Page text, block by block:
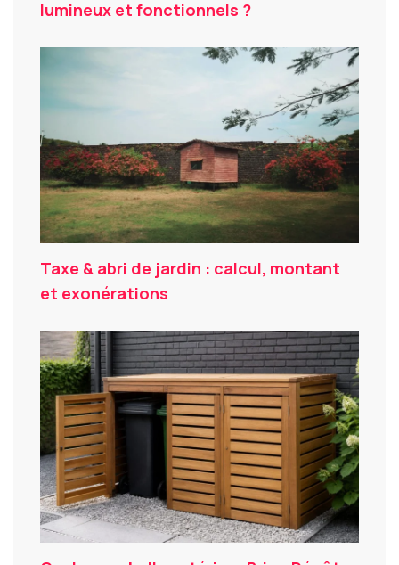
lumineux et fonctionnels ?
Taxe & abri de jardin : calcul, montant
et exonérations